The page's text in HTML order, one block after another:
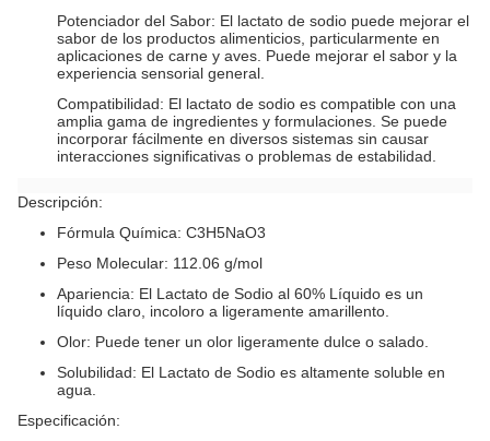
Potenciador del Sabor: El lactato de sodio puede mejorar el
sabor de los productos alimenticios, particularmente en
aplicaciones de carne y aves. Puede mejorar el sabor y la
experiencia sensorial general.
Compatibilidad: El lactato de sodio es compatible con una
amplia gama de ingredientes y formulaciones. Se puede
incorporar fácilmente en diversos sistemas sin causar
interacciones significativas o problemas de estabilidad.
Descripción:
Fórmula Química: C3H5NaO3
Peso Molecular: 112.06 g/mol
Apariencia: El Lactato de Sodio al 60% Líquido es un
líquido claro, incoloro a ligeramente amarillento.
Olor: Puede tener un olor ligeramente dulce o salado.
Solubilidad: El Lactato de Sodio es altamente soluble en
agua.
Especificación: